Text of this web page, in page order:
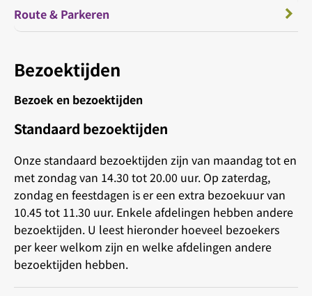
Route & Parkeren
Bezoektijden
Bezoek en bezoektijden
Standaard bezoektijden
Onze standaard bezoektijden zijn van maandag tot en
met zondag van 14.30 tot 20.00 uur. Op zaterdag,
zondag en feestdagen is er een extra bezoekuur van
10.45 tot 11.30 uur. Enkele afdelingen hebben andere
bezoektijden. U leest hieronder hoeveel bezoekers
per keer welkom zijn en welke afdelingen andere
bezoektijden hebben.